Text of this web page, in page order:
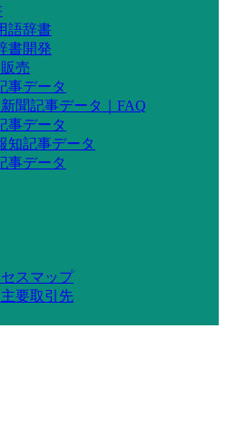
語辞書
書開発
売
事データ
聞記事データ｜FAQ
事データ
知記事データ
事データ
スマップ
要取引先